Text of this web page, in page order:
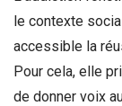
le contexte
accessible la
Pour cela, elle
de donner voix